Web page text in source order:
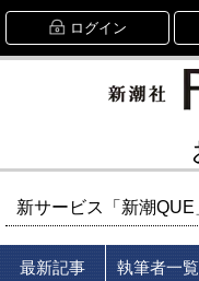
ログイン
新サービス「新潮
最新記事 執筆者一覧